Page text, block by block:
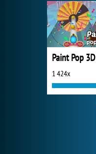
Paint Pop 3D
1 424x